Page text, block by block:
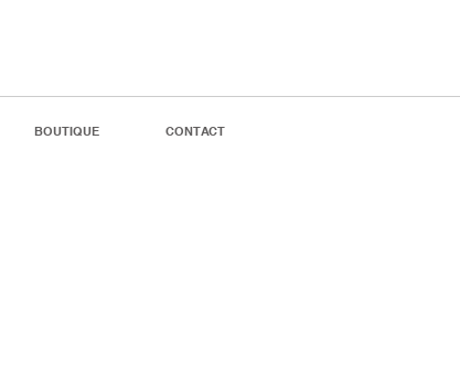
BOUTIQUE CONTACT